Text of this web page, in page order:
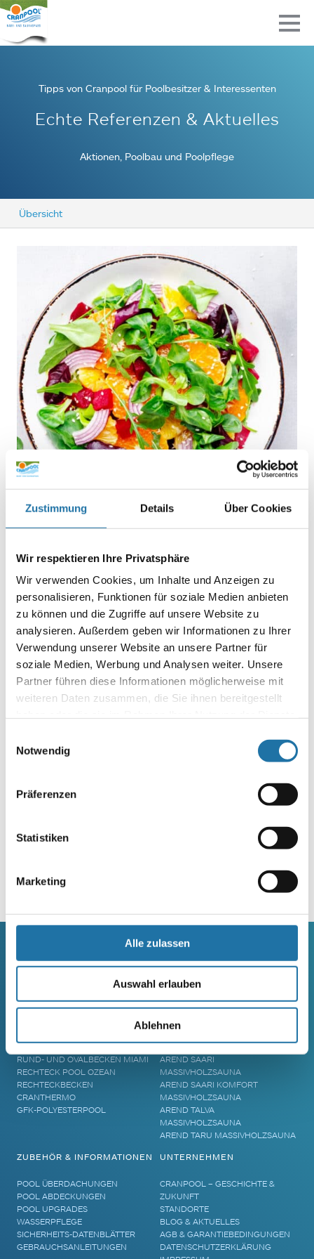
Zustimmung Details Über Cookies
Wir respektieren Ihre Privatsphäre
Wir verwenden Cookies, um Inhalte und Anzeigen zu
personalisieren, Funktionen für soziale Medien anbieten
zu können und die Zugriffe auf unsere Website zu
analysieren. Außerdem geben wir Informationen zu Ihrer
Verwendung unserer Website an unsere Partner für
soziale Medien, Werbung und Analysen weiter. Unsere
Partner führen diese Informationen möglicherweise mit
weiteren Daten zusammen, die Sie ihnen bereitgestellt
unsererDatenschutzerklärung
Notwendig
Präferenzen
Statistiken
Marketing
Alle zulassen
Auswahl erlauben
Ablehnen
Tipps von Cranpool für Poolbesitzer & Interessenten
Echte Referenzen & Aktuelles
Aktionen, Poolbau und Poolpflege
Übersicht
BLOGS,GARTEN, POOL UND FREIZEIT
knackig am Pool?
Was gibt es Besseres, als zu einem saftig gegrillten Steak
oder einem cross gebratenen Fischfilet einen feinen,
knackigen Sommersalat zu genießen?
Autor:
Petra Gick
Letzte Artikel
SCHWIMMBECKEN
RUND- UND OVALBECKEN SUN
RUND- UND OVALBECKEN ROYAL
RUND- UND OVALBECKEN MIAMI
RECHTECK POOL OZEAN
RECHTECKBECKEN
CRANTHERMO
GFK-POLYESTERPOOL
SAUNA
ELEMENTSAUNA AREND MAATA
AREND MAATA KOMFORT
AREND EXCELLENT
AREND SAARI
MASSIVHOLZSAUNA
AREND SAARI KOMFORT
MASSIVHOLZSAUNA
AREND TALVA
MASSIVHOLZSAUNA
AREND TARU MASSIVHOLZSAUNA
ZUBEHÖR & INFORMATIONEN
POOL ÜBERDACHUNGEN
POOL ABDECKUNGEN
POOL UPGRADES
WASSERPFLEGE
SICHERHEITS-DATENBLÄTTER
GEBRAUCHSANLEITUNGEN
UNTERNEHMEN
CRANPOOL – GESCHICHTE &
ZUKUNFT
STANDORTE
BLOG & AKTUELLES
AGB & GARANTIEBEDINGUNGEN
DATENSCHUTZERKLÄRUNG